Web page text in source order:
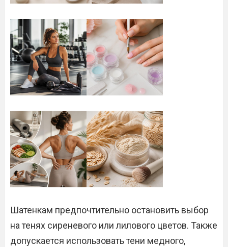
Шатенкам предпочтительно остановить выбор
на тенях сиреневого или лилового цветов. Также
допускается использовать тени медного,